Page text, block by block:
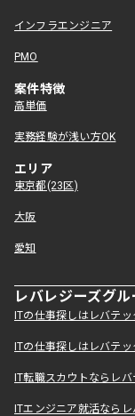
インフラエンジニア
PMO
案件特徴
高単価
実務経験が浅い方OK
エリア
東京都(23区)
大阪
愛知
レバレジーズグ
ITの仕事探しはレバテッ
ITの仕事探しはレバテ
IT転職スカウトならレ
ITエンジニア就活なら